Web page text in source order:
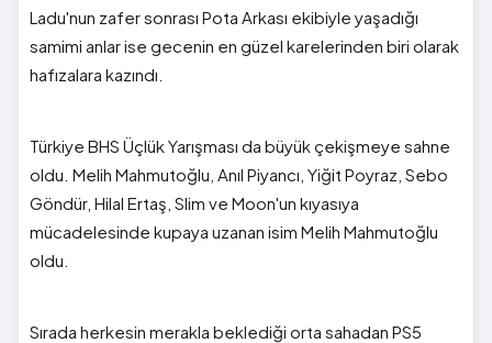
Ladu'nun zafer sonrası Pota Arkası ekibiyle yaşadığı
samimi anlar ise gecenin en güzel karelerinden biri olarak
hafızalara kazındı.
Türkiye BHS Üçlük Yarışması da büyük çekişmeye sahne
oldu. Melih Mahmutoğlu, Anıl Piyancı, Yiğit Poyraz, Sebo
Göndür, Hilal Ertaş, Slim ve Moon'un kıyasıya
mücadelesinde kupaya uzanan isim Melih Mahmutoğlu
oldu.
Sırada herkesin merakla beklediği orta sahadan PS5